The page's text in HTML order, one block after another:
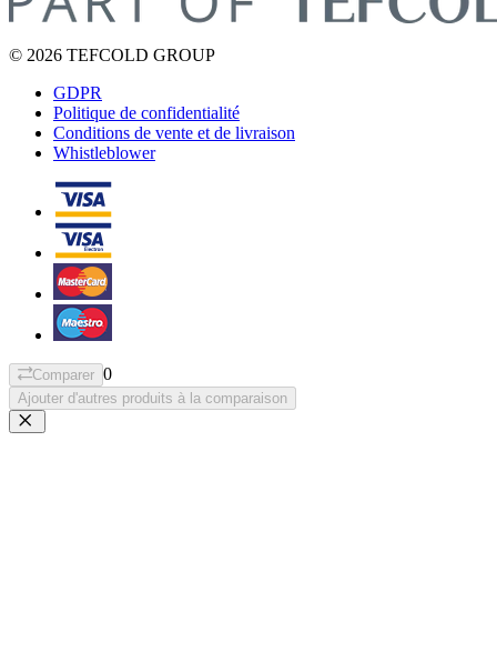
© 2026 TEFCOLD GROUP
GDPR
Politique de confidentialité
Conditions de vente et de livraison
Whistleblower
Comparer 0
Ajouter d'autres produits à la comparaison